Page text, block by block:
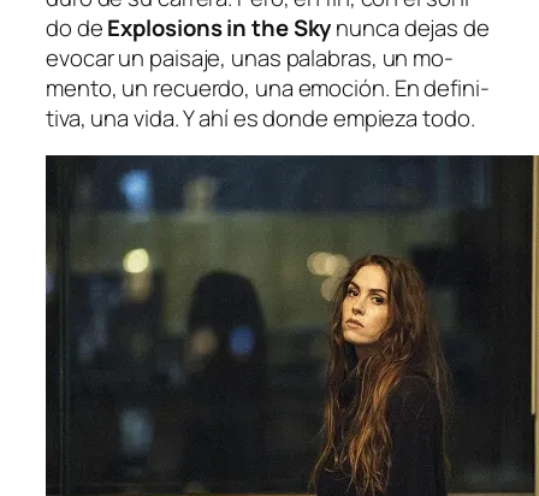
do deExplosions in the Skynun­ca de­jas de
evo­car un pai­sa­je, unas pa­la­bras, un mo­
men­to, un re­cuer­do, una emo­ción. En de­fi­ni­
ti­va, una vi­da. Y ahí es don­de em­pie­za todo.